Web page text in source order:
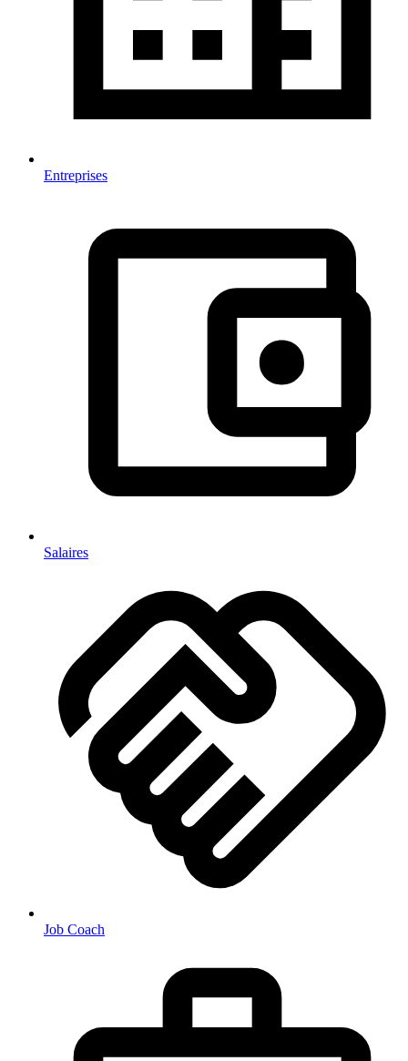
Entreprises
Salaires
Job Coach